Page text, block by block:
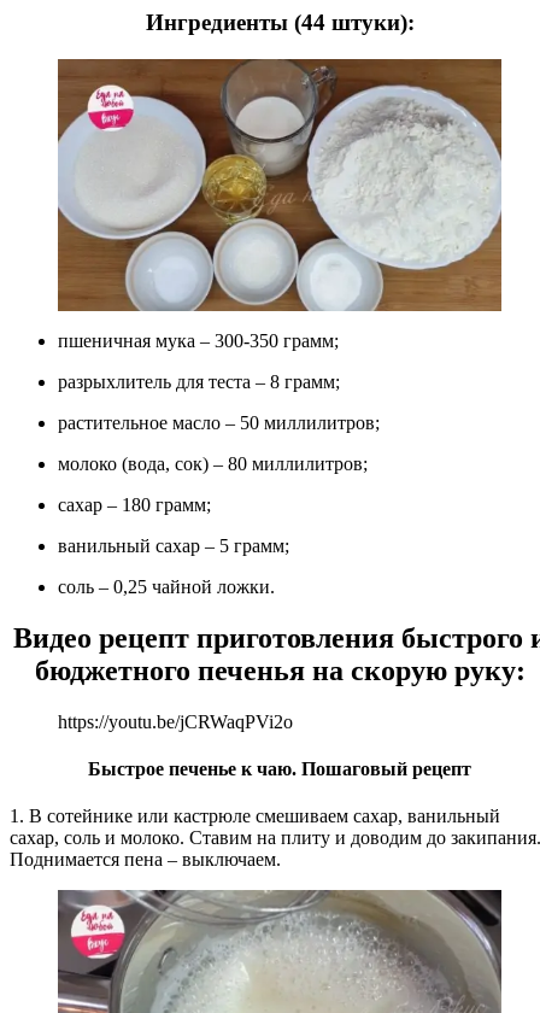
Ингредиенты (44 штуки):
пшеничная мука – 300-350 грамм;
разрыхлитель для теста – 8 грамм;
растительное масло – 50 миллилитров;
молоко (вода, сок) – 80 миллилитров;
сахар – 180 грамм;
ванильный сахар – 5 грамм;
соль – 0,25 чайной ложки.
Видео рецепт приготовления быстрого
бюджетного печенья на скорую руку:
https://youtu.be/jCRWaqPVi2o
Быстрое печенье к чаю. Пошаговый рецепт
1. В сотейнике или кастрюле смешиваем сахар, ванильный
сахар, соль и молоко. Ставим на плиту и доводим до закипания.
Поднимается пена – выключаем.